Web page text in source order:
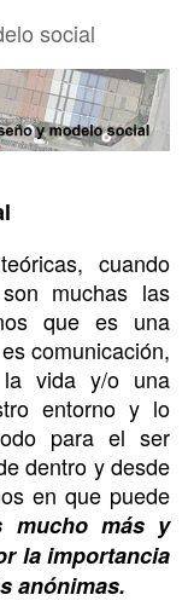
social
cuando
muchas las
que es una
comunicación,
vida y/o una
entorno y lo
para el ser
dentro y desde
en que puede
mucho más y
la importancia
anónimas.